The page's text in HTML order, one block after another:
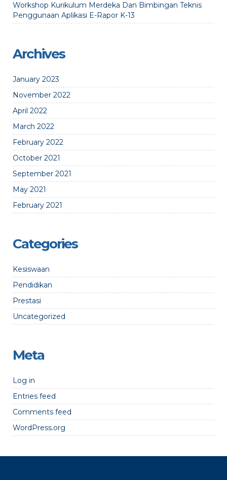
Workshop Kurikulum Merdeka Dan Bimbingan Teknis
Penggunaan Aplikasi E-Rapor K-13
Archives
January 2023
November 2022
April 2022
March 2022
February 2022
October 2021
September 2021
May 2021
February 2021
Categories
Kesiswaan
Pendidikan
Prestasi
Uncategorized
Meta
Log in
Entries feed
Comments feed
WordPress.org